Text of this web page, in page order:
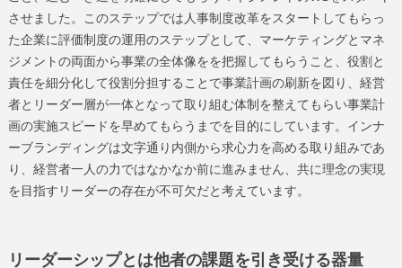
させました。このステップでは人事制度改革をスタートしてもらっ
た企業に評価制度の運用のステップとして、マーケティングとマネ
ジメントの両面から事業の全体像をを把握してもらうこと、役割と
責任を細分化して役割分担することで事業計画の刷新を図り、経営
者とリーダー層が一体となって取り組む体制を整えてもらい事業計
画の実施スピードを早めてもらうまでを目的にしています。インナ
ーブランディングは文字通り内側から求心力を高める取り組みであ
り、経営者一人の力ではなかなか前に進みません、共に理念の実現
を目指すリーダーの存在が不可欠だと考えています。
リーダーシップとは他者の課題を引き受ける器量